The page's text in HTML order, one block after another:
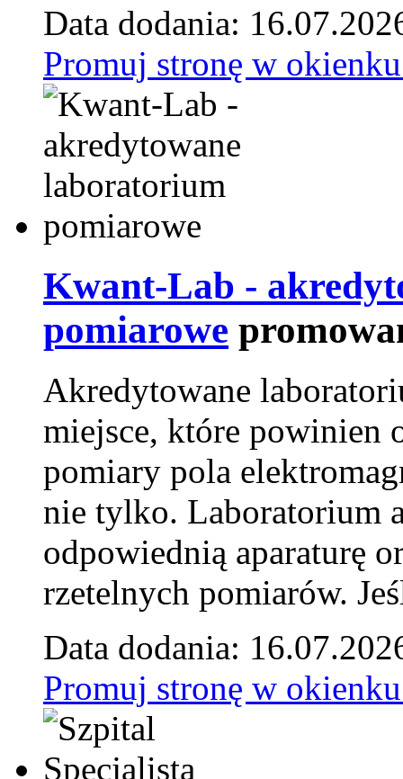
Data dodania:
Promuj stronę w
Kwant-Lab -
pomiarowe
Akredytowane
miejsce, które powinien
pomiary pola
nie tylko. Laboratorium
odpowiednią aparaturę
rzetelnych pomiarów.
Data dodania:
Promuj stronę w